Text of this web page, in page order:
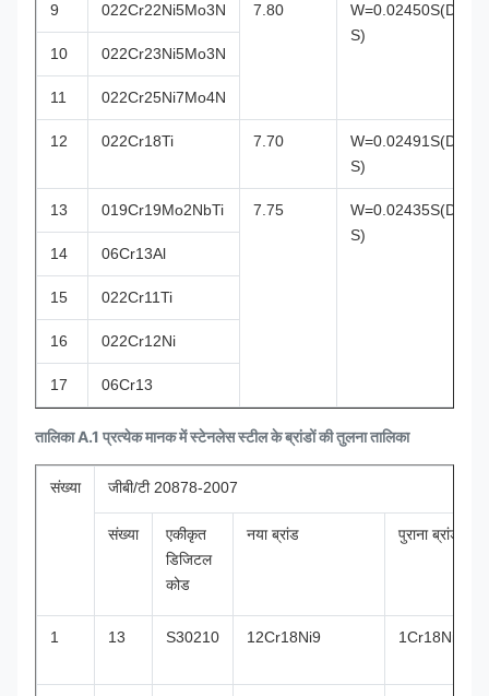
9 022Cr22Ni5Mo3N 7.80
W=0.02450S(D-
S)
10
022Cr23Ni5Mo3N
11 022Cr25Ni7Mo4N
12 022Cr18Ti 7.70
W=0.02491S(D-
S)
13 019Cr19Mo2NbTi 7.75
W=0.02435S(D-
S)
14
06Cr13Al
15 022Cr11Ti
16 022Cr12Ni
17 06Cr13
तालिका A.1 प्रत्येक मानक में स्टेनलेस स्टील के ब्रांडों की तुलना तालिका
संख्या जीबी/टी 20878-2007
संख्या
एकीकृत
डिजिटल
कोड
नया ब्रांड पुराना ब्रांड
1 13 S30210 12Cr18Ni9 1Cr18Ni9